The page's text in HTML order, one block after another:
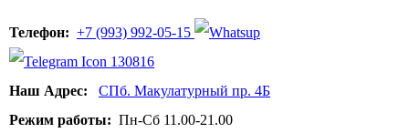
Телефон: +7 (993) 992-05-15
Наш Адрес: СПб. Макулатурный пр. 4Б
Режим работы: Пн-Сб 11.00-21.00